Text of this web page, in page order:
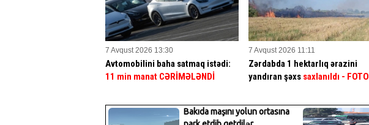
7 Avqust 2026 13:30
Avtomobilini baha satmaq istədi:
11 min manat CƏRİMƏLƏNDİ
7 Avqust 2026 11:11
Zərdabda 1 hektarlıq ərazini
yandıran şəxs saxlanıldı - FOTO